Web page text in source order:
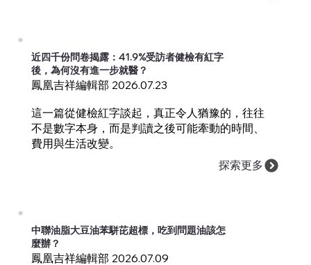
近四千份問卷揭露：41.9%受訪者健檢有紅字
後，為何沒有進一步就醫？
鳳凰吉祥編輯部 2026.07.23
這一篇從健檢紅字談起，真正令人猶豫的，往往
不是數字本身，而是判讀之後可能牽動的時間、
費用與生活改變。
探索更多
中聯油脂大豆油苯駢芘超標，吃到問題油該怎
麼辦？
鳳凰吉祥編輯部 2026.07.09